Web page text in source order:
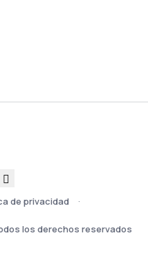
de privacidad
los derechos reservados